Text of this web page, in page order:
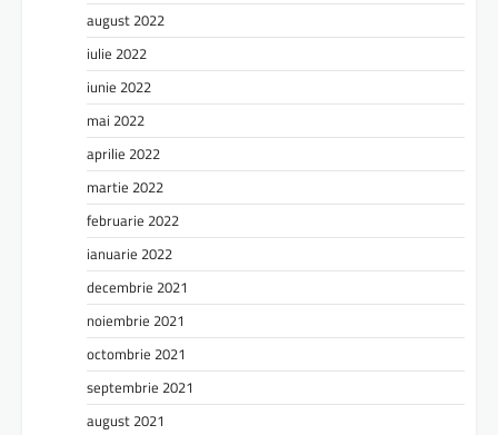
august 2022
iulie 2022
iunie 2022
mai 2022
aprilie 2022
martie 2022
februarie 2022
ianuarie 2022
decembrie 2021
noiembrie 2021
octombrie 2021
septembrie 2021
august 2021